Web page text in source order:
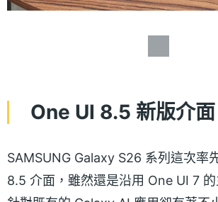
One UI 8.5 新版介面
SAMSUNG Galaxy S26 系列這次率
8.5 介面，雖然還是沿用 One UI 7